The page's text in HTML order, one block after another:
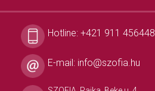
Hotline: +421 911 456448
E-mail: info@szofia.hu